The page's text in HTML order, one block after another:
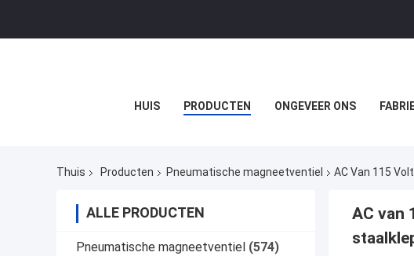
HUIS PRODUCTEN ONGEVEER ONS
Thuis Producten Pneumatische magneetventiel AC Van 115
ALLE PRODUCTEN
Pneumatische magneetventiel (574)
AC van